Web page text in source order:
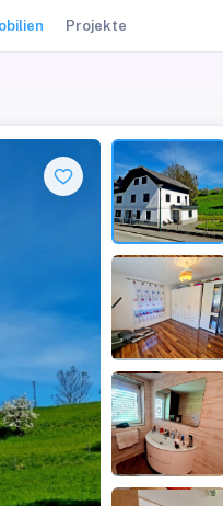
Projekte